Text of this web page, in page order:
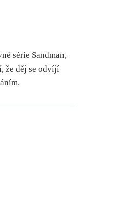
série Sandman,
že děj se odvíjí